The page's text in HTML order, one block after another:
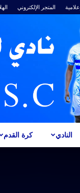
المتجر الإلكتروني
كرة القدم النادي